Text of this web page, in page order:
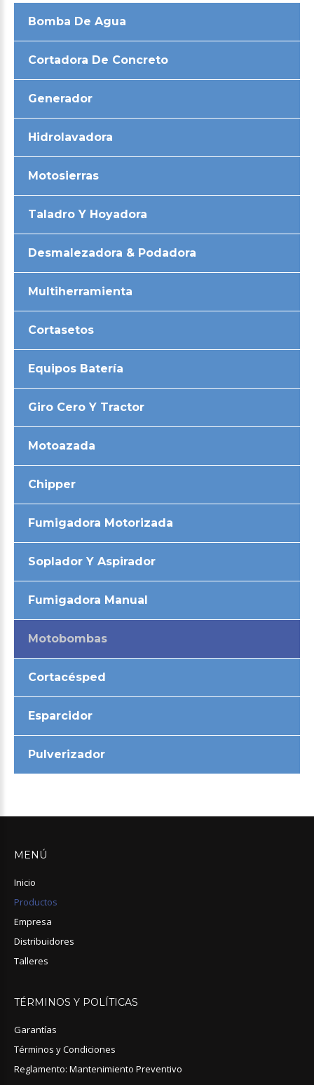
Bomba De Agua
Cortadora De Concreto
Generador
Hidrolavadora
Motosierras
Taladro Y Hoyadora
Desmalezadora & Podadora
Multiherramienta
Cortasetos
Equipos Batería
Giro Cero Y Tractor
Motoazada
Chipper
Fumigadora Motorizada
Soplador Y Aspirador
Fumigadora Manual
Motobombas
Cortacésped
Esparcidor
Pulverizador
MENÚ
Inicio
Productos
Empresa
Distribuidores
Talleres
TÉRMINOS Y POLÍTICAS
Garantías
Términos y Condiciones
Reglamento: Mantenimiento Preventivo